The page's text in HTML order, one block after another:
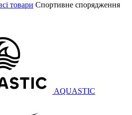
товари Спортивне спорядження
AQUASTIC